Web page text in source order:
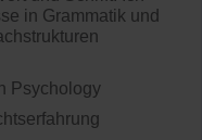
in Grammatik und
Psychology